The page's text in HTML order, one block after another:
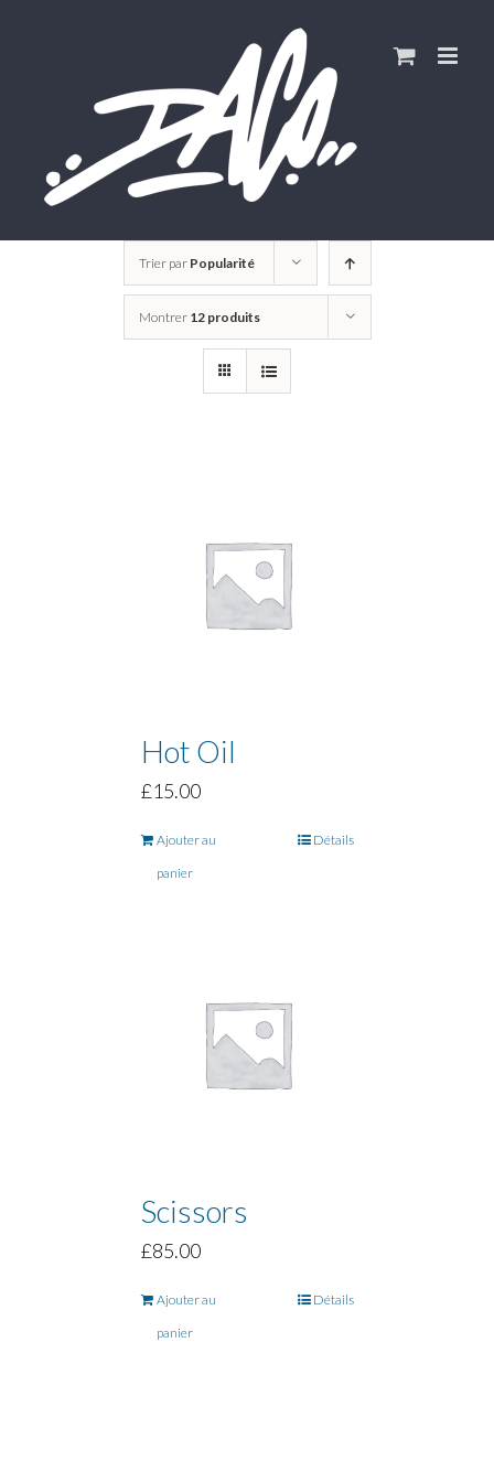
Trier par Popularité
Montrer 12 produits
Hot Oil
£15.00
Ajouter au
panier
Détails
Scissors
£85.00
Ajouter au
panier
Détails